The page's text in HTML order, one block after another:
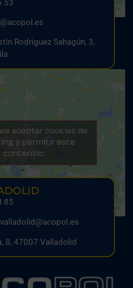
53
Rodriguez Sahagún, 3,
aceptar cookies de
y permitir este
contenido
85
8, 47007 Valladolid